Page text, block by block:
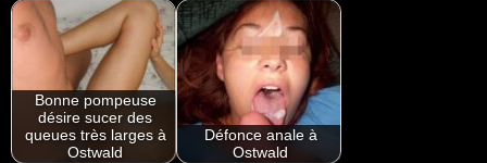
Bonne pompeuse
désire sucer des
queues très larges à
Ostwald
Défonce anale à
Ostwald